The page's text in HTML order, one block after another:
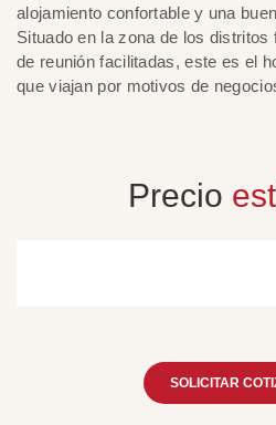
alojamiento confortable y una
Situado en la zona de los
de reunión facilitadas, este es el
que viajan por motivos de
Precio
SOLICITAR